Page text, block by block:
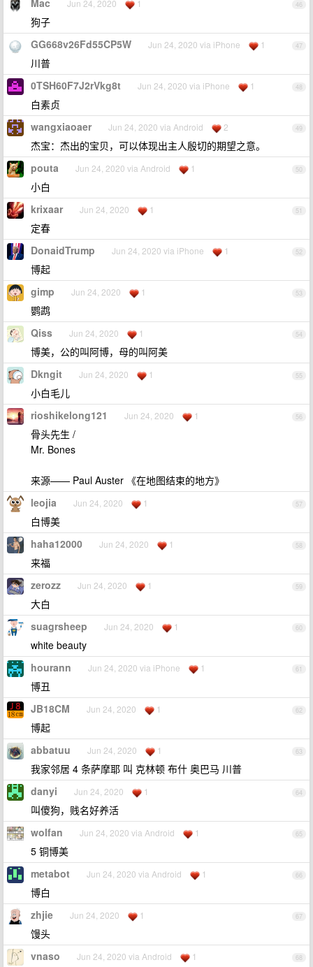
46
Mac Jun 24, 2020 1
狗子
47
GG668v26Fd55CP5W Jun 24, 2020 via iPhone 1
川普
48
0TSH60F7J2rVkg8t Jun 24, 2020 via iPhone 1
白素贞
49
wangxiaoaer Jun 24, 2020 via Android 2
杰宝：杰出的宝贝，可以体现出主人殷切的期望之意。
50
pouta Jun 24, 2020 via Android 1
小白
51
krixaar Jun 24, 2020 1
定春
52
DonaidTrump Jun 24, 2020 via iPhone 1
博起
53
gimp Jun 24, 2020 1
鹦鹉
54
Qiss Jun 24, 2020 1
博美，公的叫阿博，母的叫阿美
55
Dkngit Jun 24, 2020 1
小白毛儿
56
rioshikelong121 Jun 24, 2020 1
骨头先生 /
Mr. Bones
来源—— Paul Auster 《在地图结束的地方》
57
leojia Jun 24, 2020 1
白博美
58
haha12000 Jun 24, 2020 1
来福
59
zerozz Jun 24, 2020 1
大白
60
suagrsheep Jun 24, 2020 1
white beauty
61
hourann Jun 24, 2020 via iPhone 1
博丑
62
JB18CM Jun 24, 2020 1
博起
63
abbatuu Jun 24, 2020 1
我家邻居 4 条萨摩耶 叫 克林顿 布什 奥巴马 川普
64
danyi Jun 24, 2020 1
叫傻狗，贱名好养活
65
wolfan Jun 24, 2020 via Android 1
5 铜博美
66
metabot Jun 24, 2020 via Android 1
博白
67
zhjie Jun 24, 2020 1
馒头
68
vnaso Jun 24, 2020 via Android 1